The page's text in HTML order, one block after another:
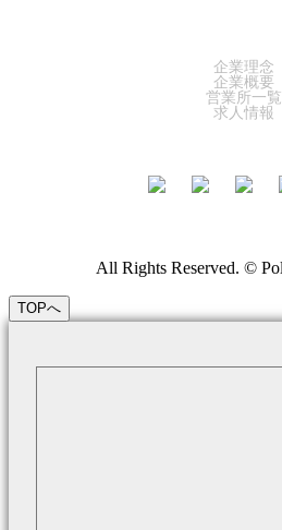
企業理念
企業概要
営業所一覧
求人情報
All Rights Reserved. ©
TOPへ